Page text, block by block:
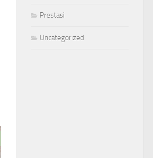
Prestasi
Uncategorized